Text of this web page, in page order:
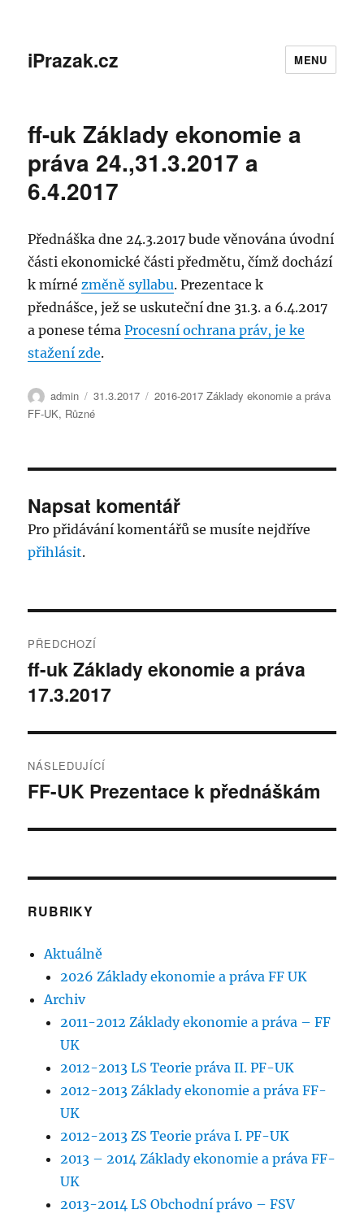
iPrazak.cz MENU
ff-uk Základy ekonomie a
práva 24.,31.3.2017 a
6.4.2017
Přednáška dne 24.3.2017 bude věnována úvodní
části ekonomické části předmětu, čímž dochází
k mírnézměně syllabu. Prezentace k
přednášce, jež se uskuteční dne 31.3. a 6.4.2017
a ponese témaProcesní ochrana práv, je ke
stažení zde.
Autor:
admin Publikováno:
31.3.2017 Rubriky:
2016-2017 Základy ekonomie a práva
FF-UK, Různé
Napsat komentář
Pro přidávání komentářů se musíte nejdříve
přihlásit.
pro
příspěvek
PŘEDCHOZÍ
Předchozí
příspěvek:
ff-uk Základy ekonomie a práva
17.3.2017
NÁSLEDUJÍCÍ
Následující
FF-UK Prezentace k přednáškám
RUBRIKY
Aktuálně
2026 Základy ekonomie a práva FF UK
Archiv
2011-2012 Základy ekonomie a práva – FF
UK
2012-2013 LS Teorie práva II. PF-UK
2012-2013 Základy ekonomie a práva FF-
UK
2012-2013 ZS Teorie práva I. PF-UK
2013 – 2014 Základy ekonomie a práva FF-
UK
2013-2014 LS Obchodní právo – FSV